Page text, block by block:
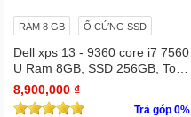
RAM 8 GB Ổ CỨNG SSD
Dell xps 13 - 9360 core i7 7560
U Ram 8GB, SSD 256GB, Touc
hscreen QHD (3200x1800)
8,900,000 ₫
Trả góp 0%